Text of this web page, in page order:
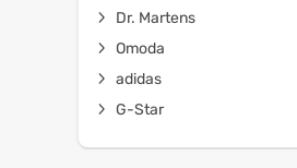
Dr. Martens
Omoda
adidas
G-Star